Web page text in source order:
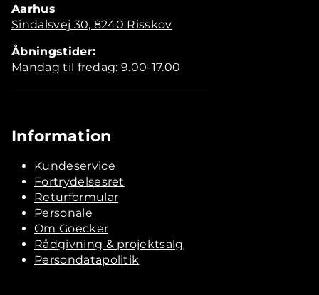
Aarhus
Sindalsvej 30, 8240 Risskov
Åbningstider:
Mandag til fredag: 9.00-17.00
Information
Kundeservice
Fortrydelsesret
Returformular
Personale
Om Goecker
Rådgivning & projektsalg
Persondatapolitik